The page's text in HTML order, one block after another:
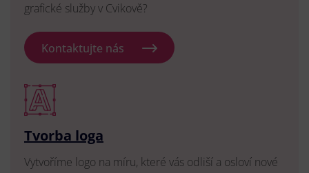
grafické služby v Cvikově?
Kontaktujte nás
Tvorba loga
Vytvoříme logo na míru, které vás odliší a osloví nové